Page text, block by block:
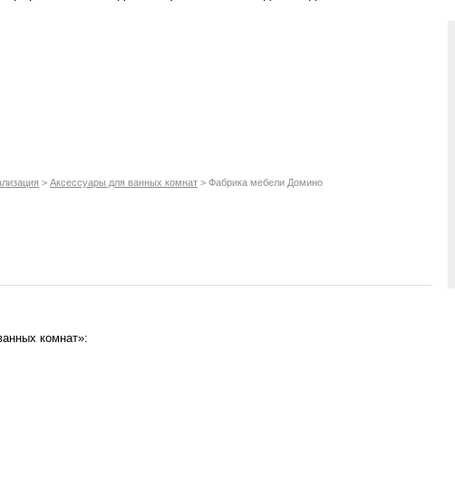
> Аксессуары для ванных комнат > Фабрика мебели Домино
комнат»: